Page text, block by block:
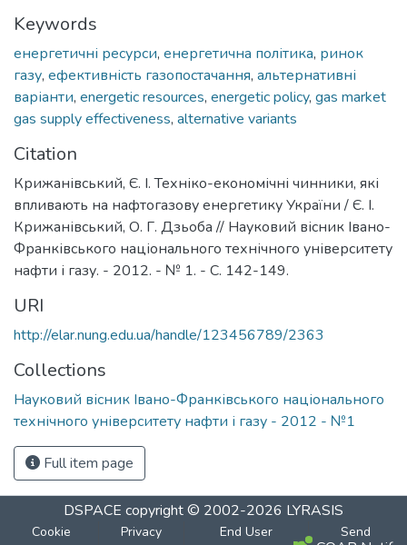
Keywords
енергетичні ресурси, енергетична політика, ринок
газу, ефективність газопостачання, альтернативні
варіанти, energetic resources, energetic policy, gas market
gas supply effectiveness, alternative variants
Citation
Крижанівський, Є. І. Техніко-економічні чинники, які
впливають на нафтогазову енергетику України / Є. І.
Крижанівський, О. Г. Дзьоба // Науковий вісник Івано-
Франківського національного технічного університету
нафти і газу. - 2012. - № 1. - С. 142-149.
URI
http://elar.nung.edu.ua/handle/123456789/2363
Collections
Науковий вісник Івано-Франківського національного
технічного університету нафти і газу - 2012 - №1
Full item page
DSPACE copyright © 2002-2026 LYRASIS
Cookie
Privacy
End User
Send